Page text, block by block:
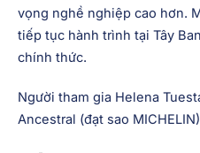
vọng nghề nghiệp cao hơn.
tiếp tục hành trình tại Tây
chính thức.
Người tham gia Helena
Ancestral (đạt sao